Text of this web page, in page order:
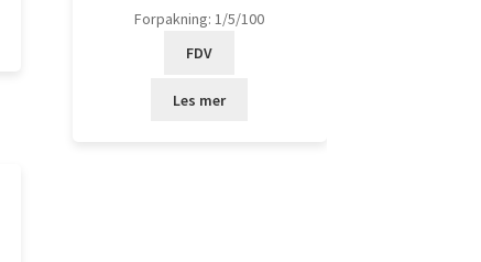
Forpakning: 1/5/100
FDV
Les mer